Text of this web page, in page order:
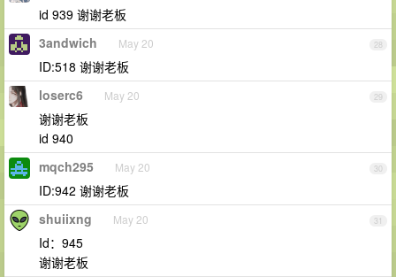
id 939 谢谢老板
28
3andwich May 20
ID:518 谢谢老板
29
loserc6 May 20
谢谢老板
id 940
30
mqch295 May 20
ID:942 谢谢老板
31
shuiixng May 20
Id：945
谢谢老板